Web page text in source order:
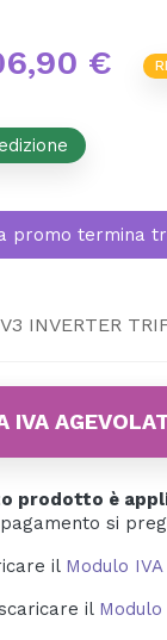
€
promo termina
INVERTER
IVA
prodotto è
si
il Modulo
il